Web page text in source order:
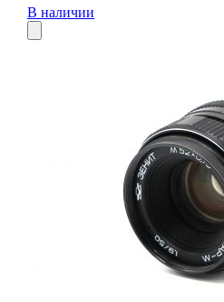
В наличии